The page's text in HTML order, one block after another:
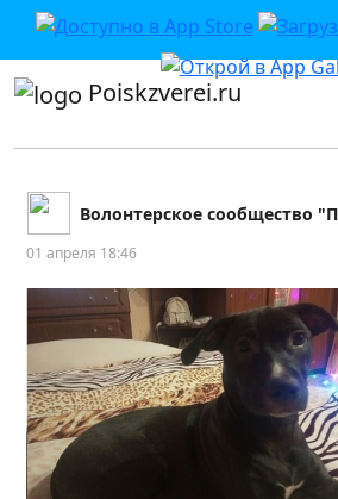
Poiskzverei.ru
01 апреля 18:46